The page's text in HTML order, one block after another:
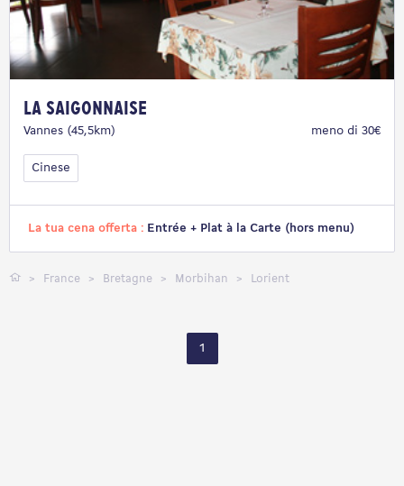
La Saigonnaise
Vannes (45,5km) meno di 30€
Cinese
La tua cena offerta : Entrée + Plat à la Carte (hors menu)
France Bretagne Morbihan Lorient
1